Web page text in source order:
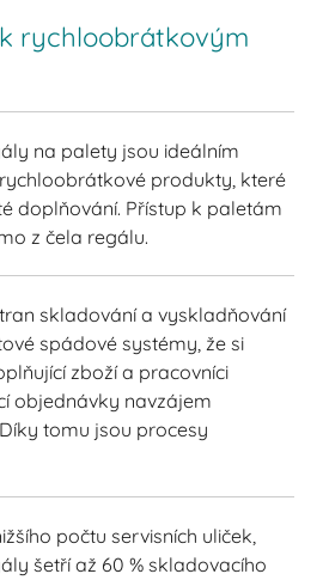
rychloobrátkovým
na palety jsou ideálním
produkty, které
doplňování. Přístup k paletám
z čela regálu.
skladování a vyskladňování
spádové systémy, že si
zboží a pracovníci
objednávky navzájem
tomu jsou procesy
počtu servisních uliček,
šetří až 60 % skladovacího